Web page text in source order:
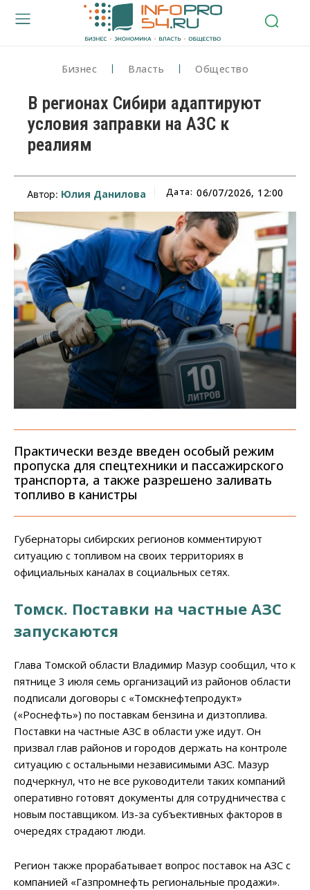
Бизнес Власть Общество
В регионах Сибири адаптируют
условия заправки на АЗС к
реалиям
Автор: Юлия Данилова Дата: 06/07/2026, 12:00
Практически везде введен особый режим
пропуска для спецтехники и пассажирского
транспорта, а также разрешено заливать
топливо в канистры
Губернаторы сибирских регионов комментируют
ситуацию с топливом на своих территориях в
официальных каналах в социальных сетях.
Томск. Поставки на частные АЗС
запускаются
Глава Томской области Владимир Мазур сообщил, что к
пятнице 3 июля семь организаций из районов области
подписали договоры с «Томскнефтепродукт»
(«Роснефть») по поставкам бензина и дизтоплива.
Поставки на частные АЗС в области уже идут. Он
призвал глав районов и городов держать на контроле
ситуацию с остальными независимыми АЗС. Мазур
подчеркнул, что не все руководители таких компаний
оперативно готовят документы для сотрудничества с
новым поставщиком. Из-за субъективных факторов в
очередях страдают люди.
Регион также прорабатывает вопрос поставок на АЗС с
компанией «Газпромнефть региональные продажи».